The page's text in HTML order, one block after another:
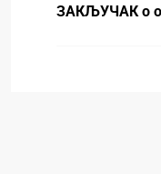
ЗАКЉУЧАК о